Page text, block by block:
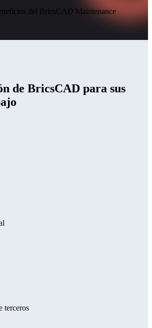
del BricsCAD Maintenance
de BricsCAD para sus
terceros